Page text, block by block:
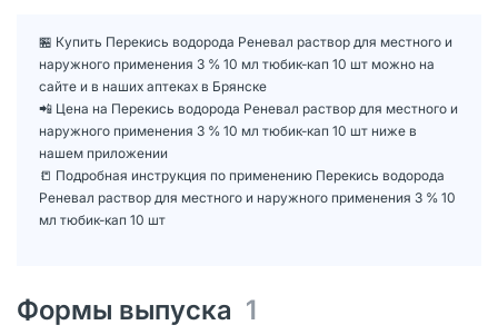
🏪 Купить Перекись водорода Реневал раствор для местного и
наружного применения 3 % 10 мл тюбик-кап 10 шт можно на
сайте и в наших аптеках в Брянске
📲 Цена на Перекись водорода Реневал раствор для местного и
наружного применения 3 % 10 мл тюбик-кап 10 шт ниже в
нашем приложении
📒 Подробная инструкция по применению Перекись водорода
Реневал раствор для местного и наружного применения 3 % 10
мл тюбик-кап 10 шт
Формы выпуска 1